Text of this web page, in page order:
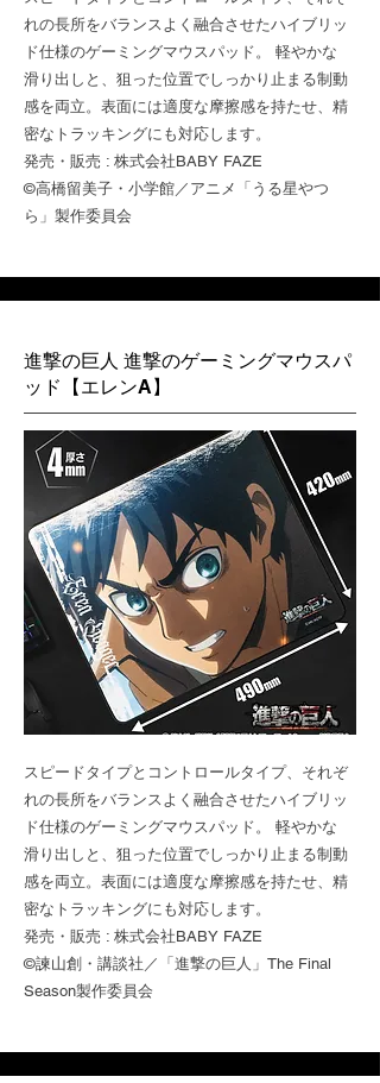
れの長所をバランスよく融合させたハイブリッ
ド仕様のゲーミングマウスパッド。 軽やかな
滑り出しと、狙った位置でしっかり止まる制動
感を両立。表面には適度な摩擦感を持たせ、精
密なトラッキングにも対応します。
発売・販売 : 株式会社BABY FAZE
©高橋留美子・小学館／アニメ「うる星やつ
ら」製作委員会
進撃の巨人 進撃のゲーミングマウスパ
ッド【エレンA】
スピードタイプとコントロールタイプ、それぞ
れの長所をバランスよく融合させたハイブリッ
ド仕様のゲーミングマウスパッド。 軽やかな
滑り出しと、狙った位置でしっかり止まる制動
感を両立。表面には適度な摩擦感を持たせ、精
密なトラッキングにも対応します。
発売・販売 : 株式会社BABY FAZE
©諫山創・講談社／「進撃の巨人」The Final
Season製作委員会